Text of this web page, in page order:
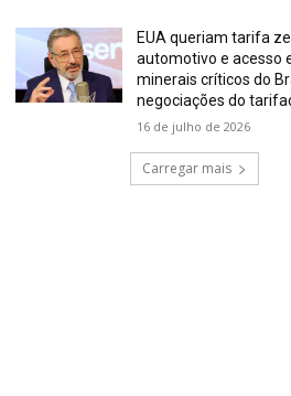
EUA queriam tarifa
automotivo e acesso
minerais críticos do
negociações do
16 de julho de 2026
Carregar mais